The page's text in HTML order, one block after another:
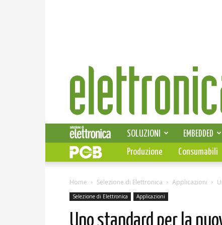
Elettronica
News
SOLUZIONI EMBEDDED
Produzione Consumabili
Home Selezione di Elettronica Applicazioni
Selezione di Elettronica Applicazioni
Uno standard per la